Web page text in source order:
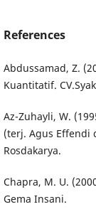
References
Abdussamad, Z.
Kuantitatif.
Az-Zuhayli, W.
(terj. Agus Effendi
Rosdakarya.
Chapra, M. U.
Gema Insani.